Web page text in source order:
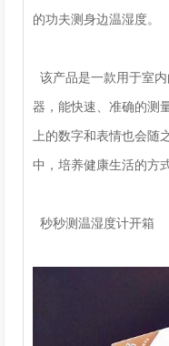
的功夫测身边温湿度。
该产品是一款用于室
器，能快速、准确的测
上的数字和表情也会随
中，培养健康生活的方式
秒秒测温湿度计开箱